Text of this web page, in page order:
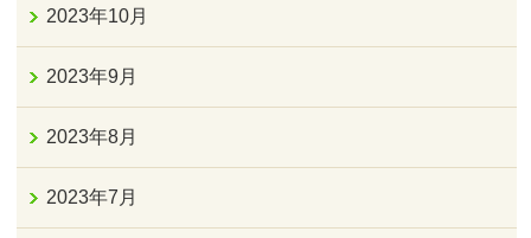
2023年10月
2023年9月
2023年8月
2023年7月